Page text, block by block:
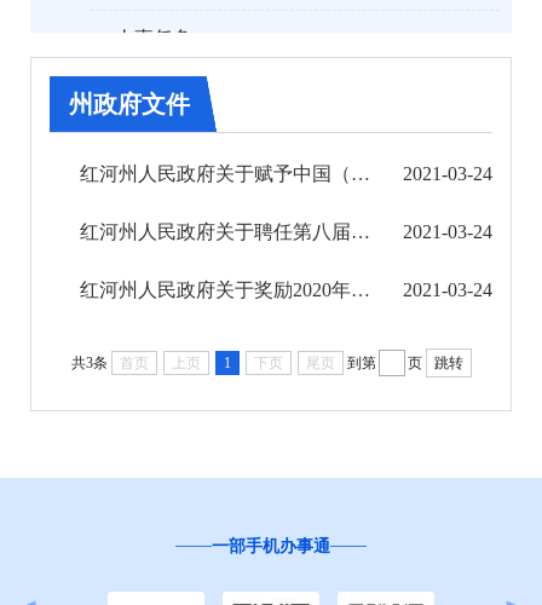
人事任免
第二期
第三期
第四期
第五期
州政府文件
红河州人民政府关于赋予中国（云南）自由贸易试验区红河片区管委会第一批州级行政职权的通知 2021-03-24
红河州人民政府关于聘任第八届法律顾问的决定 2021-03-24
红河州人民政府关于奖励2020年度红河州见义勇为先进个人的决定 2021-03-24
共3条 首页 上页 1 下页 尾页 到第 页 跳转
一部手机办事通